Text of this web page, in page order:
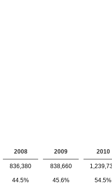
2008 2009 2010
836,380 838,660
44.5% 45.6% 54.5%